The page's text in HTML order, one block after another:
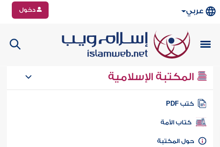
عربي دخول
المكتبة الإسلامية
كتب PDF
كتاب الأمة